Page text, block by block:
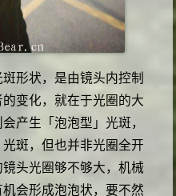
形状，是由镜头内控制
变化，就在于光圈的大
产生「泡泡型」光斑，
斑，但也并非光圈全开
头光圈够不够大，机械
会形成泡泡状，要不然